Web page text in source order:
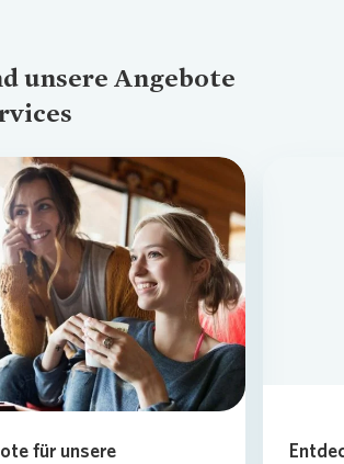
unsere Angebote
Loading...
für unsere